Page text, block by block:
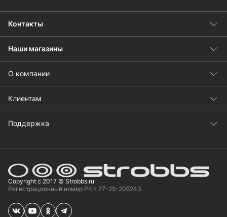
Контакты
Наши магазины
О компании
Клиентам
Поддержка
Copyright с 2017 © Strobbs.ru
Регистрационный номер РКН 77-25-206243